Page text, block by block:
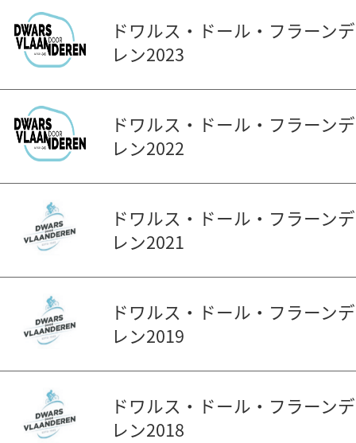
ドワルス・ドール・フラーンデ
レン2023
ドワルス・ドール・フラーンデ
レン2022
ドワルス・ドール・フラーンデ
レン2021
ドワルス・ドール・フラーンデ
レン2019
ドワルス・ドール・フラーンデ
レン2018